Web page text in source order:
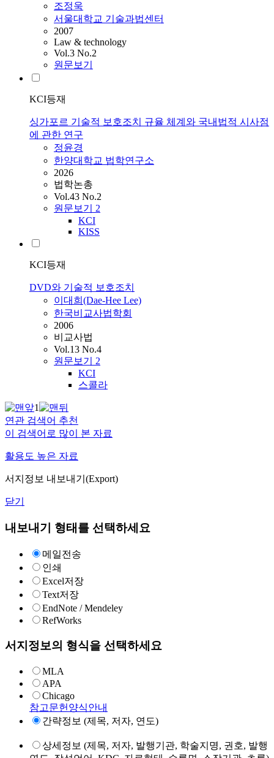
조정욱
서울대학교 기술과법센터
2007
Law & technology
Vol.3 No.2
원문보기
KCI등재
싱가포르 기술적 보호조치 규율 체계와 국내법적 시사점
에 관한 연구
정윤경
한양대학교 법학연구소
2026
법학논총
Vol.43 No.2
원문보기 2
KCI
KISS
KCI등재
DVD와 기술적 보호조치
이대희(Dae-Hee Lee)
한국비교사법학회
2006
비교사법
Vol.13 No.4
원문보기 2
KCI
스콜라
1
연관 검색어 추천
이 검색어로 많이 본 자료
활용도 높은 자료
서지정보 내보내기(Export)
닫기
내보내기 형태를 선택하세요
메일전송
인쇄
Excel저장
Text저장
EndNote / Mendeley
RefWorks
서지정보의 형식을 선택하세요
MLA
APA
Chicago
참고문헌양식안내
간략정보 (제목, 저자, 연도)
상세정보 (제목, 저자, 발행기관, 학술지명, 권호, 발행